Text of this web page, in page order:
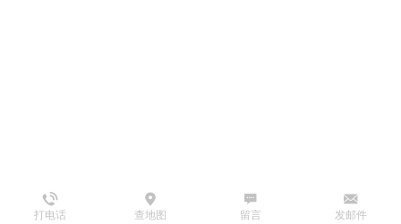
打电话 查地图 发邮件
留言